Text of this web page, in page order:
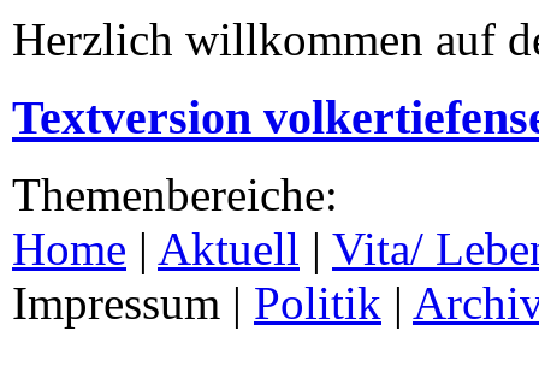
Herzlich willkommen auf
Textversion
Themenbereiche:
Home | Aktuell | Vita/
Impressum | Politik |